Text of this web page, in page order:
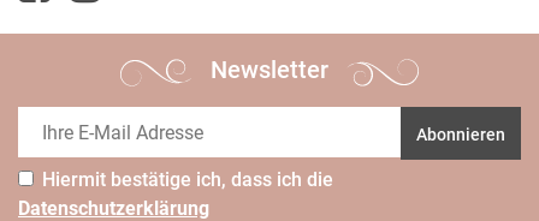
Newsletter
Abonnieren
Hiermit bestätige ich, dass ich die
Daten­schutz­erklärung